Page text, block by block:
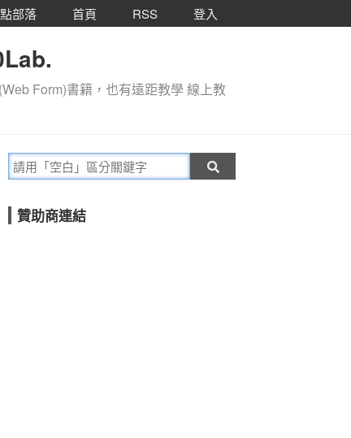
點部落 首頁 RSS 登入
Form)書籍，也有遠距教學 線上教
贊助商連結